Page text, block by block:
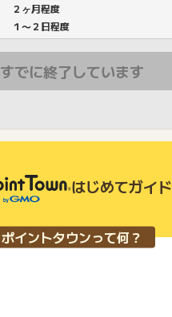
２ヶ月程度
１〜２日程度
すでに終了しています
はじめてガイド
ポイントタウンって何？